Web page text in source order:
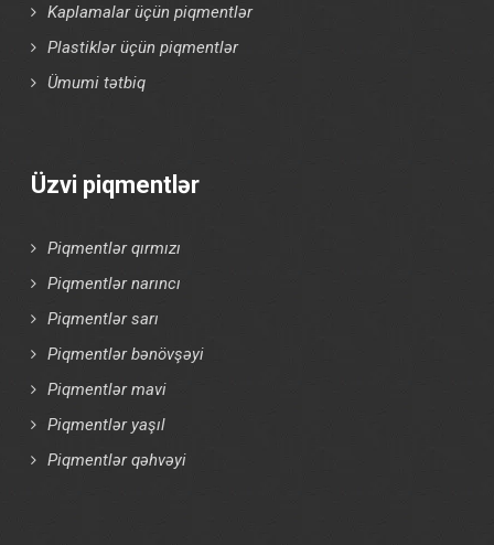
Kaplamalar üçün piqmentlər
Plastiklər üçün piqmentlər
Ümumi tətbiq
Üzvi piqmentlər
Piqmentlər qırmızı
Piqmentlər narıncı
Piqmentlər sarı
Piqmentlər bənövşəyi
Piqmentlər mavi
Piqmentlər yaşıl
Piqmentlər qəhvəyi